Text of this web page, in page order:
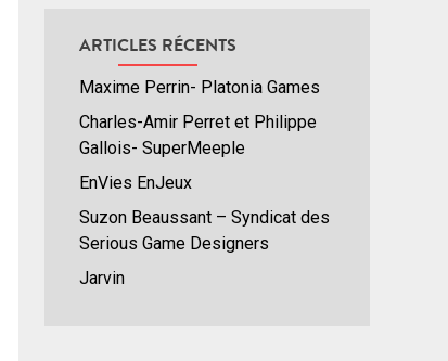
ARTICLES RÉCENTS
Maxime Perrin- Platonia Games
Charles-Amir Perret et Philippe
Gallois- SuperMeeple
EnVies EnJeux
Suzon Beaussant – Syndicat des
Serious Game Designers
Jarvin